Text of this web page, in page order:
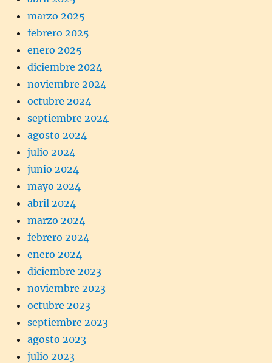
marzo 2025
febrero 2025
enero 2025
diciembre 2024
noviembre 2024
octubre 2024
septiembre 2024
agosto 2024
julio 2024
junio 2024
mayo 2024
abril 2024
marzo 2024
febrero 2024
enero 2024
diciembre 2023
noviembre 2023
octubre 2023
septiembre 2023
agosto 2023
julio 2023